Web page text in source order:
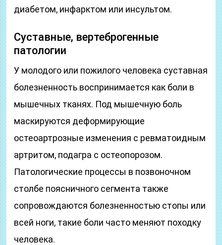
диабетом, инфарктом или инсультом.
Суставные, вертеброгенные
патологии
У молодого или пожилого человека суставная
болезненность воспринимается как боли в
мышечных тканях. Под мышечную боль
маскируются деформирующие
остеоартрозные изменения с ревматоидным
артритом, подагра с остеопорозом.
Патологические процессы в позвоночном
столбе поясничного сегмента также
сопровождаются болезненностью стопы или
всей ноги, такие боли часто меняют походку
человека.